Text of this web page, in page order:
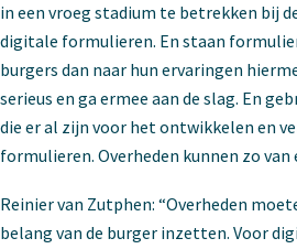
in een vroeg stadium te betrekken bij
digitale formulieren. En staan
burgers dan naar hun ervaringen
serieus en ga ermee aan de slag. En
die er al zijn voor het ontwikkelen en
formulieren. Overheden kunnen zo van
Reinier van Zutphen: “Overheden
belang van de burger inzetten. Voor